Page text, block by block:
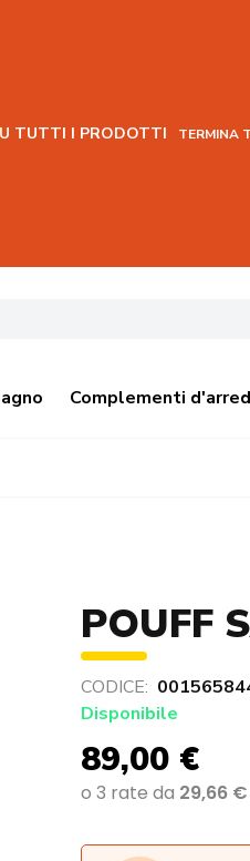
TUTTI I PRODOTTI TERMINA
Complementi
POUFF
CODICE:
Disponibile
89,00 €